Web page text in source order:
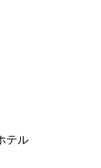
テル